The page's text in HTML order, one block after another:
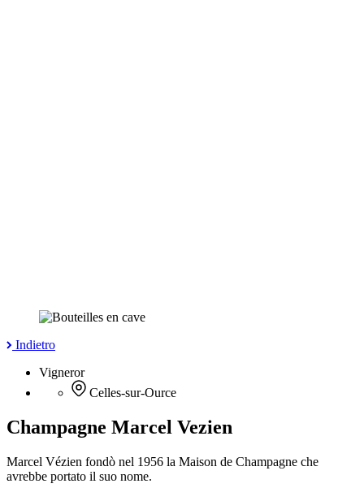
Indietro
Vigneror
Celles-sur-Ource
Champagne Marcel Vezien
Marcel Vézien fondò nel 1956 la Maison de Champagne che
avrebbe portato il suo nome.